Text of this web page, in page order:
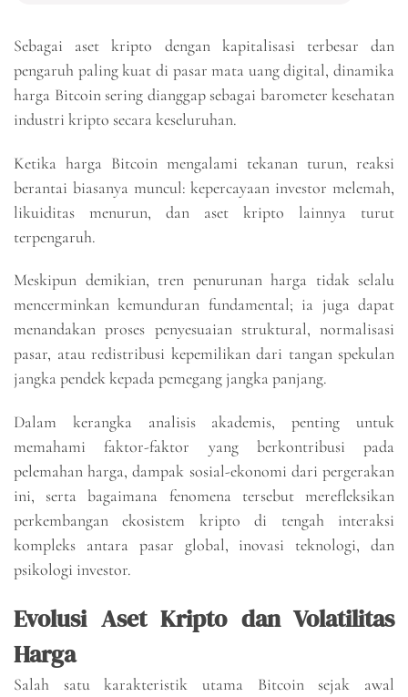
Sebagai aset kripto dengan kapitalisasi terbesar dan
pengaruh paling kuat di pasar mata uang digital, dinamika
harga Bitcoin sering dianggap sebagai barometer kesehatan
industri kripto secara keseluruhan.
Ketika harga Bitcoin mengalami tekanan turun, reaksi
berantai biasanya muncul: kepercayaan investor melemah,
likuiditas menurun, dan aset kripto lainnya turut
terpengaruh.
Meskipun demikian, tren penurunan harga tidak selalu
mencerminkan kemunduran fundamental; ia juga dapat
menandakan proses penyesuaian struktural, normalisasi
pasar, atau redistribusi kepemilikan dari tangan spekulan
jangka pendek kepada pemegang jangka panjang.
Dalam kerangka analisis akademis, penting untuk
memahami faktor-faktor yang berkontribusi pada
pelemahan harga, dampak sosial-ekonomi dari pergerakan
ini, serta bagaimana fenomena tersebut merefleksikan
perkembangan ekosistem kripto di tengah interaksi
kompleks antara pasar global, inovasi teknologi, dan
psikologi investor.
Evolusi Aset Kripto dan Volatilitas
Harga
Salah satu karakteristik utama Bitcoin sejak awal